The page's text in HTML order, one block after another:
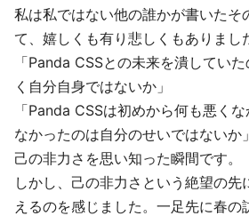
私は私ではない他の誰かが書いたそ
て、嬉しくも有り悲しくもありまし
「Panda CSSとの未来を潰してい
く自分自身ではないか」
「Panda CSSは初めから何も悪く
なかったのは自分のせいではないか」
己の非力さを思い知った瞬間です。
しかし、己の非力さという絶望の先
えるのを感じました。一足先に春の